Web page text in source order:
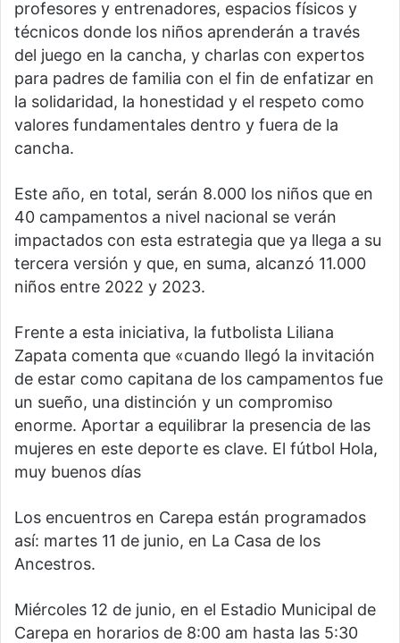
profesores y entrenadores, espacios físicos y
técnicos donde los niños aprenderán a través
del juego en la cancha, y charlas con expertos
para padres de familia con el fin de enfatizar en
la solidaridad, la honestidad y el respeto como
valores fundamentales dentro y fuera de la
cancha.
Este año, en total, serán 8.000 los niños que en
40 campamentos a nivel nacional se verán
impactados con esta estrategia que ya llega a su
tercera versión y que, en suma, alcanzó 11.000
niños entre 2022 y 2023.
Frente a esta iniciativa, la futbolista Liliana
Zapata comenta que «cuando llegó la invitación
de estar como capitana de los campamentos fue
un sueño, una distinción y un compromiso
enorme. Aportar a equilibrar la presencia de las
mujeres en este deporte es clave. El fútbol Hola,
muy buenos días
Los encuentros en Carepa están programados
así: martes 11 de junio, en La Casa de los
Ancestros.
Miércoles 12 de junio, en el Estadio Municipal de
Carepa en horarios de 8:00 am hasta las 5:30